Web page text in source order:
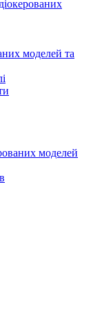
моделей та
моделей